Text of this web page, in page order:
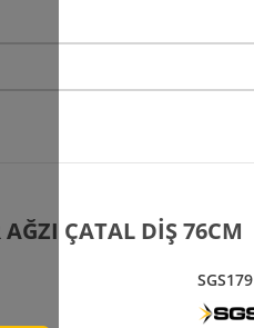
SGS179
AĞZI ÇATAL DİŞ 76CM